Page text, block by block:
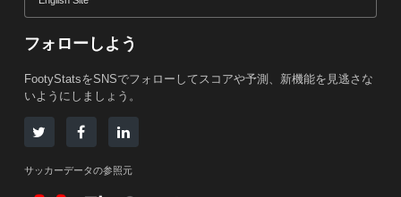
フォローしよう
FootyStatsをSNSでフォローしてスコアや予測、新機能を見逃さな
いようにしましょう。
サッカーデータの参照元